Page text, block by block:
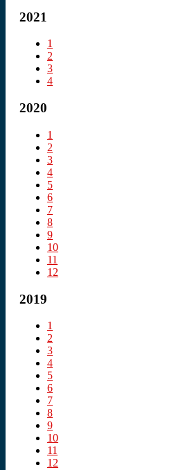
2021
1
2
3
4
2020
1
2
3
4
5
6
7
8
9
10
11
12
2019
1
2
3
4
5
6
7
8
9
10
11
12